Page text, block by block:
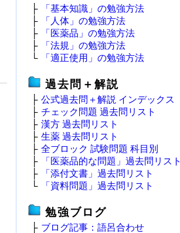
├
「基本知識」の勉強方法
├
「人体」の勉強方法
├
「医薬品」の勉強方法
├
「法規」の勉強方法
└
「適正使用」の勉強方法
過去問＋解説
├ 公式過去問＋解説 インデックス
├ チェック問題 過去問リスト
├ 漢方 過去問リスト
├ 生薬 過去問リスト
├ 全ブロック 試験問題 科目別
├
「医薬品的な問題」過去問リスト
├
「添付文書」過去問リスト
└
「資料問題」過去問リスト
勉強ブログ
├ ブログ記事：語呂合わせ